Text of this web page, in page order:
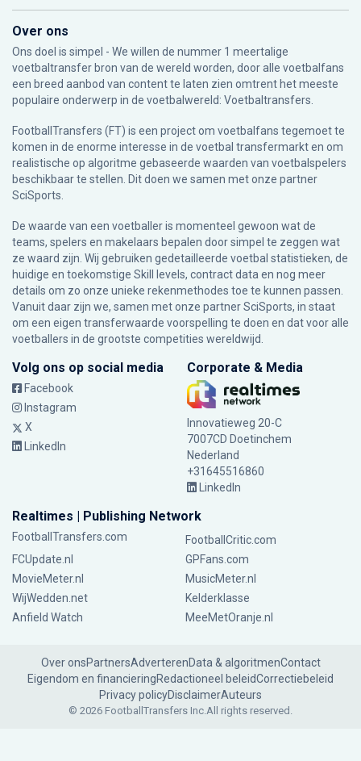
Over ons
Ons doel is simpel - We willen de nummer 1 meertalige
voetbaltransfer bron van de wereld worden, door alle voetbalfans
een breed aanbod van content te laten zien omtrent het meeste
populaire onderwerp in de voetbalwereld: Voetbaltransfers.
FootballTransfers (FT) is een project om voetbalfans tegemoet te
komen in de enorme interesse in de voetbal transfermarkt en om
realistische op algoritme gebaseerde waarden van voetbalspelers
beschikbaar te stellen. Dit doen we samen met onze partner
SciSports
De waarde van een voetballer is momenteel gewoon wat de
teams, spelers en makelaars bepalen door simpel te zeggen wat
ze waard zijn. Wij gebruiken gedetailleerde voetbal statistieken, de
huidige en toekomstige Skill levels, contract data en nog meer
details om zo onze unieke rekenmethodes toe te kunnen passen.
Vanuit daar zijn we, samen met onze partner SciSports, in staat
om een eigen transferwaarde voorspelling te doen en dat voor alle
voetballers in de grootste competities wereldwijd.
Volg ons op social media
Facebook
Instagram
X
LinkedIn
Corporate & Media
Innovatieweg 20-C
7007CD Doetinchem
Nederland
+31645516860
LinkedIn
Realtimes | Publishing Network
FootballTransfers.com
FootballCritic.com
FCUpdate.nl
GPFans.com
MovieMeter.nl
MusicMeter.nl
WijWedden.net
Kelderklasse
Anfield Watch
MeeMetOranje.nl
Over onsPartnersAdverterenData & algoritmenContact
Eigendom en financieringRedactioneel beleidCorrectiebeleid
Privacy policyDisclaimerAuteurs
© 2026 FootballTransfers Inc.All rights reserved.